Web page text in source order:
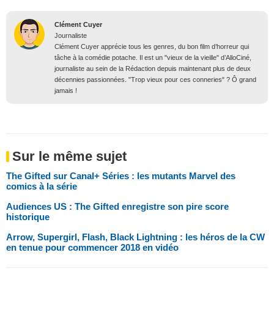
Clément Cuyer
Journaliste
Clément Cuyer apprécie tous les genres, du bon film d’horreur qui
tâche à la comédie potache. Il est un "vieux de la vieille" d’AlloCiné,
journaliste au sein de la Rédaction depuis maintenant plus de deux
décennies passionnées. "Trop vieux pour ces conneries" ? Ô grand
jamais !
Sur le même sujet
The Gifted sur Canal+ Séries : les mutants Marvel des
comics à la série
Audiences US : The Gifted enregistre son pire score
historique
Arrow, Supergirl, Flash, Black Lightning : les héros de la CW
en tenue pour commencer 2018 en vidéo